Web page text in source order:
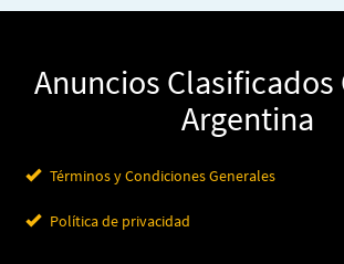
Anuncios Clasificados
Argentina
Términos y Condiciones Generales
Política de privacidad